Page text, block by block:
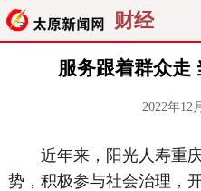
财经
服务跟着群众走
2022年12
近年来，阳光人寿重庆
势，积极参与社会治理，